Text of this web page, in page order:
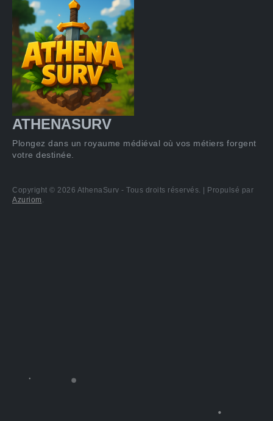
ATHENASURV
Plongez dans un royaume médiéval où vos métiers forgent
votre destinée.
Copyright © 2026 AthenaSurv - Tous droits réservés. | Propulsé par
Azuriom .